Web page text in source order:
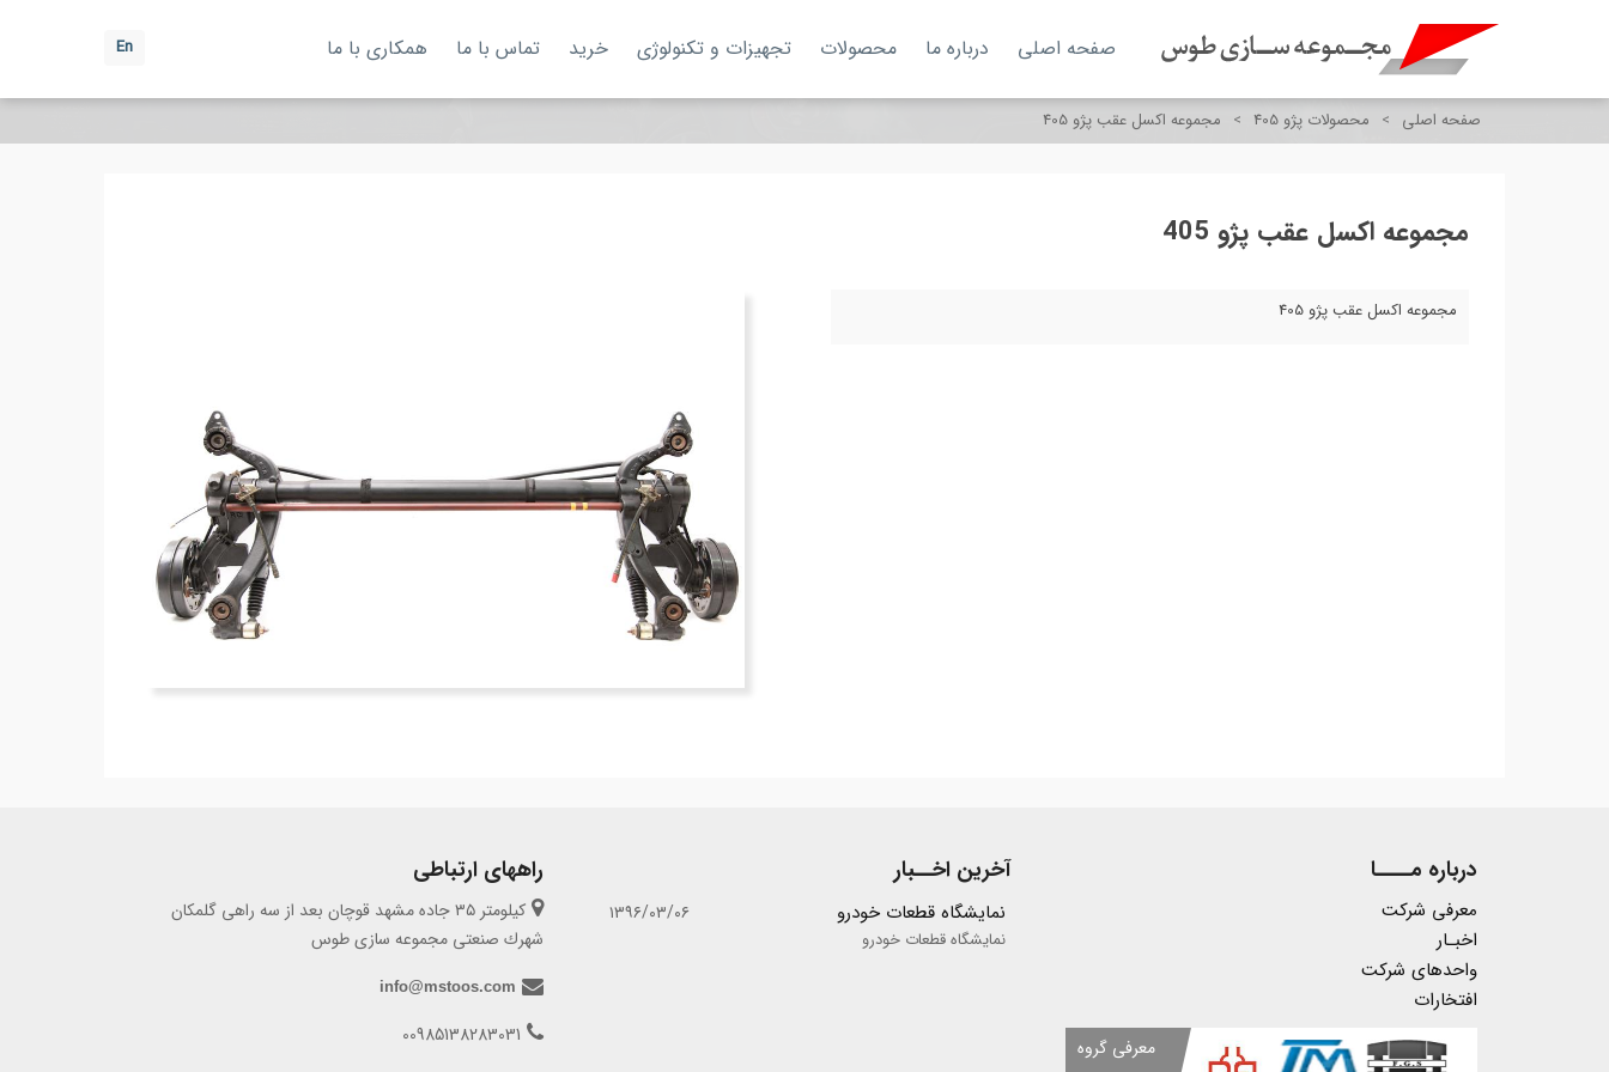
En صفحه اصلی درباره ما محصولات تجهیزات و تکنولوژی خرید تماس با ما همکاری با ما
صفحه اصلی > محصولات پژو 405 > مجموعه اکسل عقب پژو 405
مجموعه اکسل عقب پژو 405
مجموعه اکسل عقب پژو 405
درباره مــــا
معرفی شرکت
اخبـار
واحدهای شرکت
افتخارات
معرفی گروه
آخرین اخــبار
نمایشگاه قطعات خودرو ۱۳۹۶/۰۳/۰۶
نمایشگاه قطعات خودرو
راههای ارتباطی
كيلومتر ٣٥ جاده مشهد قوچان بعد از سه راهى گلمكان
شهرك صنعتى مجموعه سازى طوس
info@mstoos.com
00985138283031